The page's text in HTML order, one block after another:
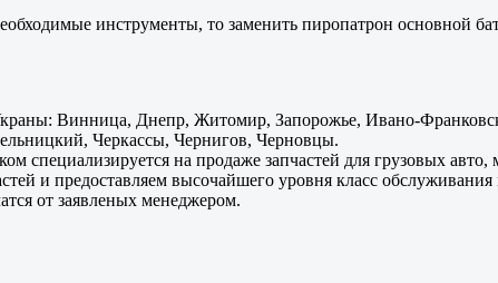
инструменты, то заменить пиропатрон основной
Винница, Днепр, Житомир, Запорожье, Ивано-
Черкассы, Чернигов, Черновцы.
специализируется на продаже запчастей для грузовых
и предоставляем высочайшего уровня класс
от заявленых менеджером.